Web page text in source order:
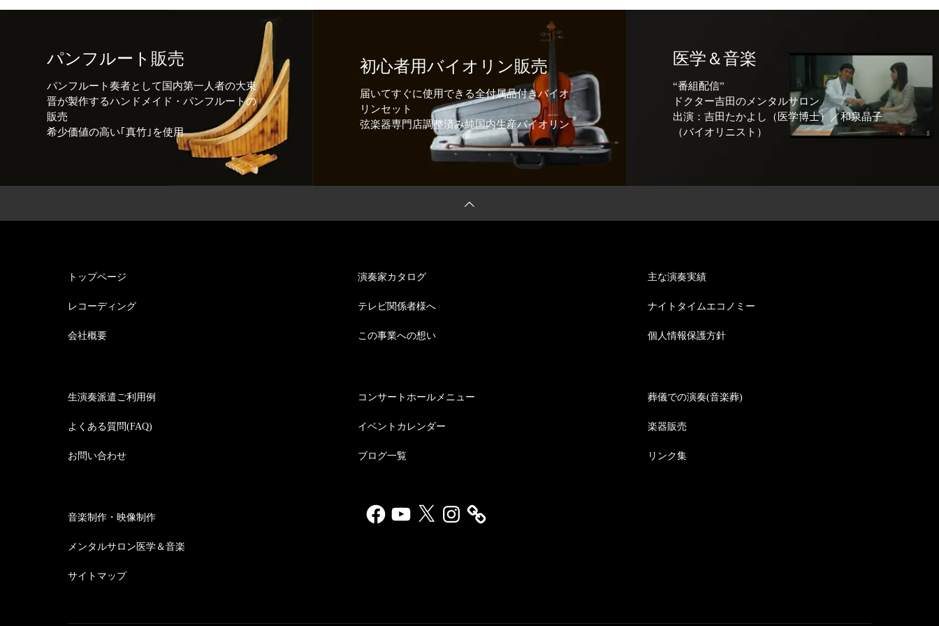
パンフルート販売
パンフルート奏者として国内第一人者の大束
晋が製作するハンドメイド・パンフルートの
販売
希少価値の高い｢真竹｣を使用
初心者用バイオリン販売
届いてすぐに使用できる全付属品付きバイオ
リンセット
弦楽器専門店調整済み純国内生産バイオリン
医学＆音楽
“番組配信”
ドクター吉田のメンタルサロン
出演：吉田たかよし（医学博士）／和泉晶子
（バイオリニスト）
トップページ
レコーディング
会社概要
演奏家カタログ
テレビ関係者様へ
この事業への想い
主な演奏実績
ナイトタイムエコノミー
個人情報保護方針
生演奏派遣ご利用例
よくある質問(FAQ)
お問い合わせ
コンサートホールメニュー
イベントカレンダー
ブログ一覧
葬儀での演奏(音楽葬)
楽器販売
リンク集
音楽制作・映像制作
メンタルサロン医学＆音楽
サイトマップ
FacebookYouTube
X Instagram